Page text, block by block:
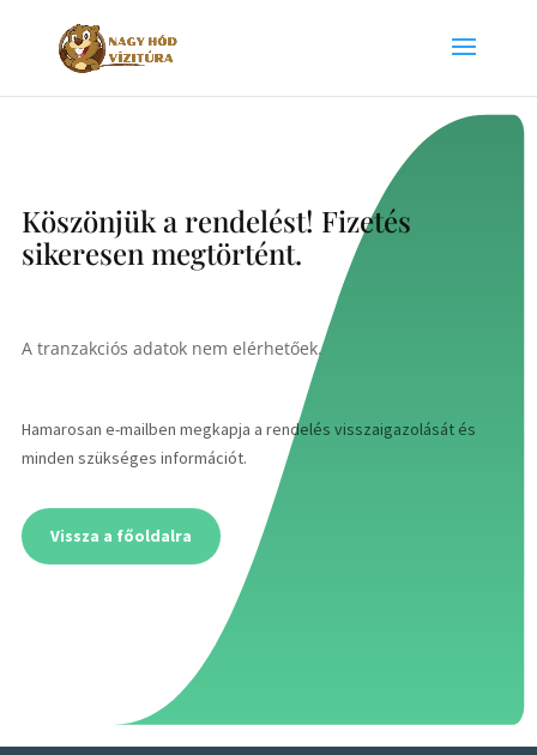
Köszönjük a rendelést! Fizetés
sikeresen megtörtént.
A tranzakciós adatok nem elérhetőek.
Hamarosan e-mailben megkapja a rendelés visszaigazolását és
minden szükséges információt.
Vissza a főoldalra